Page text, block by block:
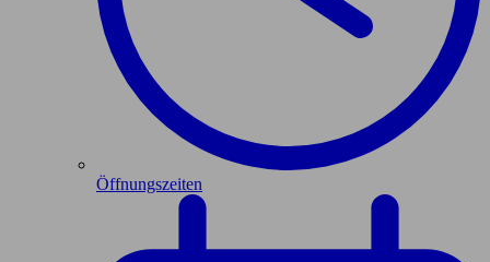
Öffnungszeiten